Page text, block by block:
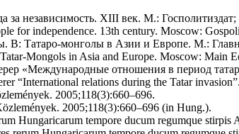
за независимость. XIII век. М.: Госполитиздат;
for independence. 13th century. Moscow:
Татаро-монголы в Азии и Европе. М.:
Mongols in Asia and Europe. Moscow: Main
«Международные отношения в период
“International relations during the Tatar
2005;118(3):660–696.
2005;118(3):660–696 (in Hung.).
Hungaricarum tempore ducum regumque